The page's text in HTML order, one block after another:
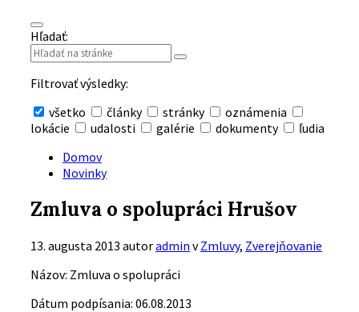
Hľadať:
Filtrovať výsledky:
všetko
články stránky
oznámenia
lokácie
udalosti galérie dokumenty ľudia
vyhľadávanie
Domov
Novinky
Zmluva o spolupráci Hrušov
13. augusta 2013 autoradmin vZmluvy, Zverejňovanie
Názov: Zmluva o spolupráci
Dátum podpísania: 06.08.2013